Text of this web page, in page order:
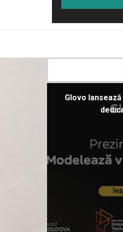
Glovo